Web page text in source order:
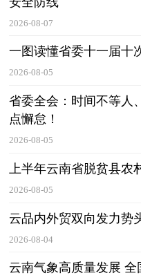
2026-08-07
一图读懂省委十一届十
2026-08-05
省委全会：时间不等人
点懈怠！
2026-08-05
上半年云南省脱贫县农
2026-08-05
云品内外贸双向发力势
2026-08-04
云南气象高质量发展 全